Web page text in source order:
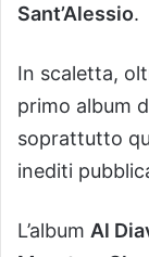
Sant’Alessio.
In scaletta,
primo album
soprattutto
inediti
L’album Al